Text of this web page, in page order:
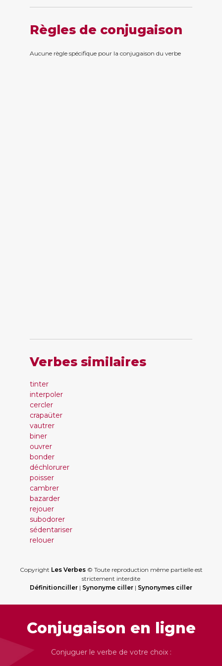
Règles de conjugaison
Aucune règle spécifique pour la conjugaison du verbe
Verbes similaires
tinter
interpoler
cercler
crapaüter
vautrer
biner
ouvrer
bonder
déchlorurer
poisser
cambrer
bazarder
rejouer
subodorer
sédentariser
relouer
Copyright Les Verbes© Toute reproduction même partielle est
strictement interdite
Définitionciller | Synonyme ciller | Synonymes ciller
Conjugaison en ligne
Conjuguer le verbe de votre choix :